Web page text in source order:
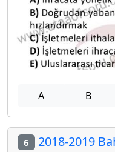
A B
6 2018-2019